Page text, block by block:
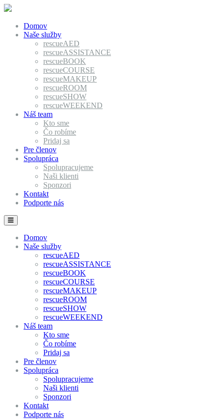
Domov
Naše služby
rescueAED
rescueASSISTANCE
rescueBOOK
rescueCOURSE
rescueMAKEUP
rescueROOM
rescueSHOW
rescueWEEKEND
Náš team
Kto sme
Čo robíme
Pridaj sa
Pre členov
Spolupráca
Spolupracujeme
Naši klienti
Sponzori
Kontakt
Podporte nás
Domov
Naše služby
rescueAED
rescueASSISTANCE
rescueBOOK
rescueCOURSE
rescueMAKEUP
rescueROOM
rescueSHOW
rescueWEEKEND
Náš team
Kto sme
Čo robíme
Pridaj sa
Pre členov
Spolupráca
Spolupracujeme
Naši klienti
Sponzori
Kontakt
Podporte nás